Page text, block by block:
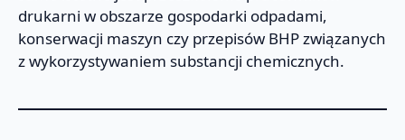
drukarni w obszarze gospodarki odpadami,
konserwacji maszyn czy przepisów BHP związanych
z wykorzystywaniem substancji chemicznych.